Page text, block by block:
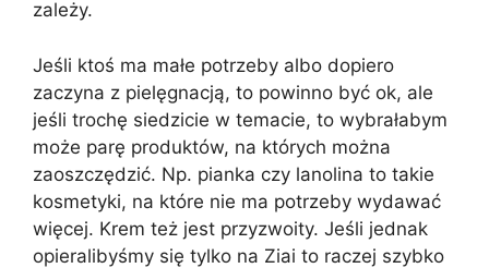
zależy.
Jeśli ktoś ma małe potrzeby albo dopiero
zaczyna z pielęgnacją, to powinno być ok, ale
jeśli trochę siedzicie w temacie, to wybrałabym
może parę produktów, na których można
zaoszczędzić. Np. pianka czy lanolina to takie
kosmetyki, na które nie ma potrzeby wydawać
więcej. Krem też jest przyzwoity. Jeśli jednak
opieralibyśmy się tylko na Ziai to raczej szybko